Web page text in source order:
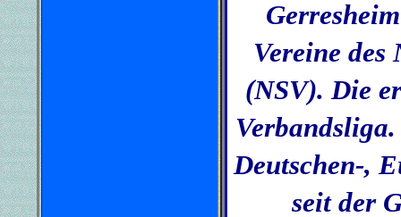
Vereine des
(NSV). Die
Deutschen-,
seit der